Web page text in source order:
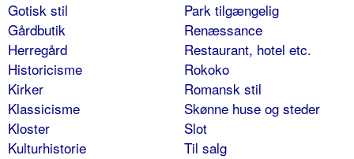
Gotisk stil
Gårdbutik
Herregård
Historicisme
Kirker
Klassicisme
Kloster
Kulturhistorie
Park tilgængelig
Renæssance
Restaurant, hotel etc.
Rokoko
Romansk stil
Skønne huse og steder
Slot
Til salg